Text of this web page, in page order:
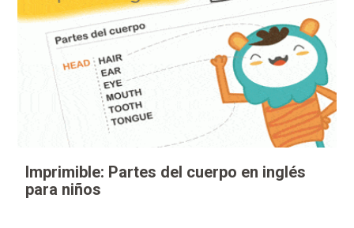
Imprimible: Partes del cuerpo en inglés
para niños